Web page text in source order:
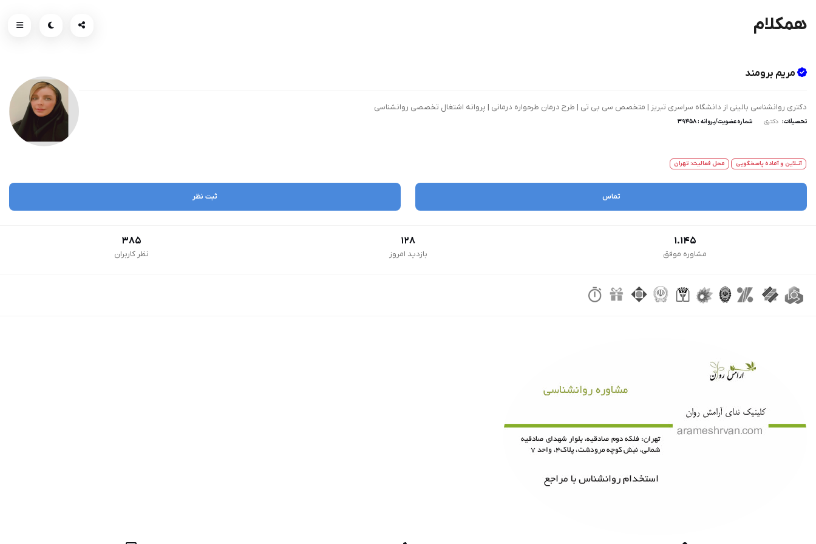
همکلام
مریم برومند
دکتری روانشناسی بالینی از دانشگاه سراسری تبریز | متخصص سی بی تی | طرح درمان طرحواره درمانی | پروانه اشتغال تخصصی روانشناسی
تحصیلات: دکتری شماره عضویت/پروانه : 39458
آنــلاین و آماده پاسخگویی محل فعالیت: تهران
تماس ثبت نظر
1.145
مشاوره موفق
128
بازدید امروز
385
نظر کاربران